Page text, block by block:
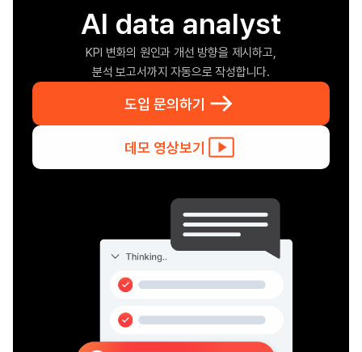
AI data analyst
KPI 변화의 원인과 개선 방향을 제시하고,
분석 보고서까지 자동으로 작성합니다.
도입 문의하기
데모 영상보기